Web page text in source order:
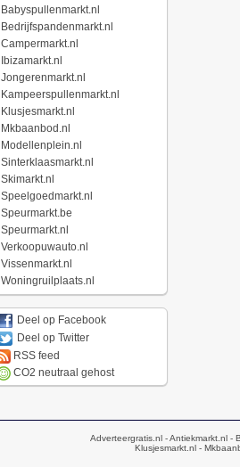
Babyspullenmarkt.nl
Bedrijfspandenmarkt.nl
Campermarkt.nl
Ibizamarkt.nl
Jongerenmarkt.nl
Kampeerspullenmarkt.nl
Klusjesmarkt.nl
Mkbaanbod.nl
Modellenplein.nl
Sinterklaasmarkt.nl
Skimarkt.nl
Speelgoedmarkt.nl
Speurmarkt.be
Speurmarkt.nl
Verkoopuwauto.nl
Vissenmarkt.nl
Woningruilplaats.nl
Deel op Facebook
Deel op Twitter
RSS feed
CO2 neutraal gehost
Adverteergratis.nl - Antiekmarkt.nl -
Klusjesmarkt.nl-